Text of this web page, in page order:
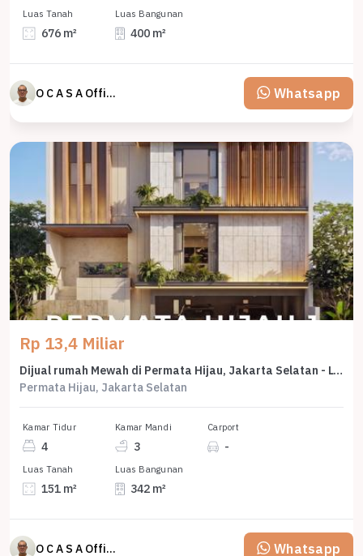
Luas Tanah
676 m²
Luas Bangunan
400 m²
O C A S A Official property perfected Whatsapp
Rp 13,4 Miliar
Dijual rumah Mewah di Permata Hijau, Jakarta Selatan - LT 151m²
Permata Hijau, Jakarta Selatan
Kamar Tidur
4
Kamar Mandi
3
Carport
-
Luas Tanah
151 m²
Luas Bangunan
342 m²
O C A S A Official property perfected Whatsapp